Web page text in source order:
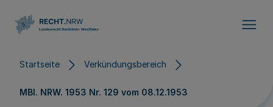
Startseite Verkündungsbereich
MBl. NRW. 1953 Nr. 129 vom 08.12.1953